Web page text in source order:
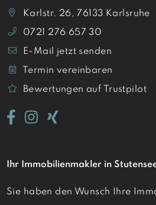
Karlstr. 26, 76133 Karlsruhe
0721 276 657 30
E-Mail jetzt senden
Termin vereinbaren
Bewertungen auf Trustpilot
Ihr Immobilienmakler in
Sie haben den Wunsch Ihre